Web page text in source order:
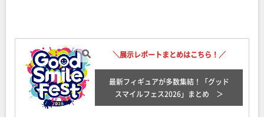
＼展示レポートまとめはこちら！／
最新フィギュアが多数集結！「グッド
スマイルフェス2026」まとめ